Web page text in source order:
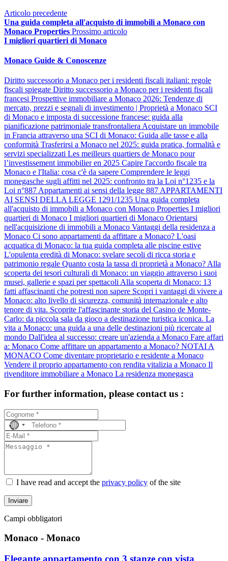
Articolo precedente
Una guida completa all'acquisto di immobili a Monaco con
Monaco Properties Prossimo articolo
I migliori quartieri di Monaco
Monaco Guide & Conoscenze
Diritto successorio a Monaco per i residenti fiscali italiani: regole
fiscali spiegate Diritto successorio a Monaco per i residenti fiscali
francesi Prospettive immobiliare a Monaco 2026: Tendenze di
mercato, prezzi e segnali di investimento | Proprietà a Monaco SCI
di Monaco e imposta di successione francese: guida alla
pianificazione patrimoniale transfrontaliera Acquistare un immobile
in Francia attraverso una SCI di Monaco: Guida alle tasse e alla
conformità Trasferirsi a Monaco nel 2025: guida pratica, formalità e
servizi specializzati Les meilleurs quartiers de Monaco pour
l’investissement immobilier en 2025 Capire l'accordo fiscale tra
Monaco e l'Italia: cosa c'è da sapere Comprendere le leggi
monegasche sugli affitti nel 2025: confronto tra la Loi n°1235 e la
Loi n°887 Appartamenti ai sensi della legge 887 APPARTAMENTI
AI SENSI DELLA LEGGE 1291/1235 Una guida completa
all'acquisto di immobili a Monaco con Monaco Properties I migliori
quartieri di Monaco I migliori quartieri di Monaco Orientarsi
nell'acquisizione di immobili a Monaco Vantaggi della residenza a
Monaco Ci sono appartamenti da affittare a Monaco? L'oasi
acquatica di Monaco: la tua guida completa alle piscine estive
L'opulenta eredità di Monaco: svelare secoli di ricca storia e
patrimonio regale Quanto costa la tassa di proprietà a Monaco? Alla
scoperta dei tesori culturali di Monaco: un viaggio attraverso i suoi
musei, gallerie e spazi per spettacoli Alla scoperta di Monaco: 13
fatti affascinanti che potresti non sapere Scopri i vantaggi di vivere a
Monaco: alto livello di sicurezza, comunità internazionale e alto
tenore di vita. Scoprite l'affascinante storia del Casino de Monte-
Carlo: da piccola sala da gioco a destinazione turistica iconica. La
vita a Monaco: una guida a una delle destinazioni più ricercate al
mondo Dall'idea al successo: creare un'azienda a Monaco Fare affari
a: Monaco Come affittare un appartamento a Monaco? NOTAI A
MONACO Come diventare proprietario e residente a Monaco
Vendere il proprio appartamento con rendita vitalizia a Monaco Il
rivenditore immobiliare a Monaco La residenza monegasca
For further information, please contact us :
No
country
selected
I have read and accept the privacy policy of the site
Inviare
Campi obbligatori
Monaco - Monaco
Elegante appartamento con 3 stanze con vista